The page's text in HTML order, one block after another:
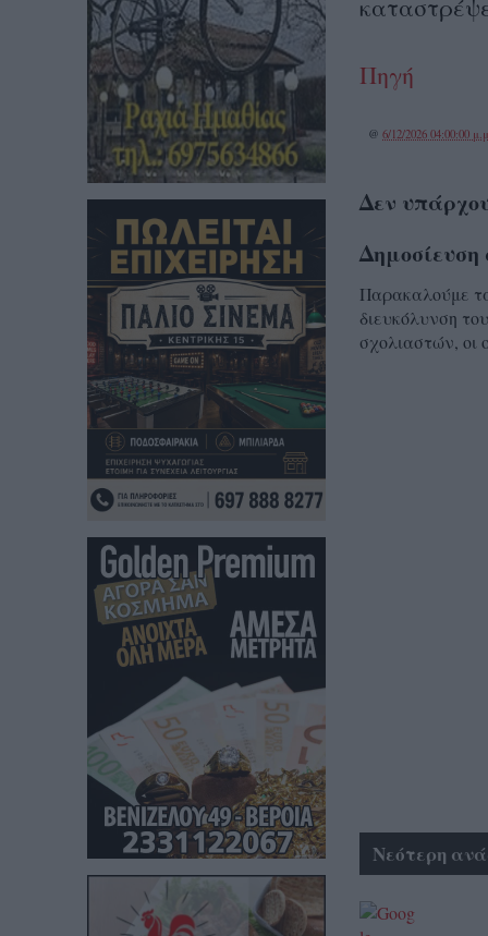
Πηγή
@ 6/12/2026 04:00:00
Δεν
Δημοσίευση
Παρακαλούμε
διευκόλυνση
σχολιαστών, οι
Νεότερη